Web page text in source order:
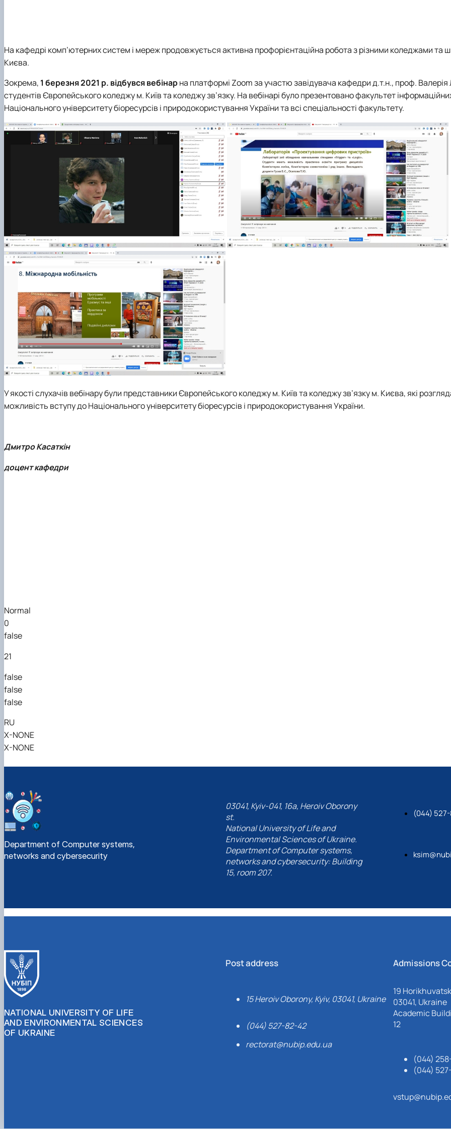
Академічна доброчесність
Навчальна діяльність
На кафедрі комп’ютерних систем і мереж продовжується активна профорієнтаційна робота з різними коледжами та
Києва.
Зокрема, 1 березня 2021 р. відбувся вебінарна платформі Zoomза участю завідувача кафедри д.т.н., проф. Валерія
студентів Європейського коледжу м. Київ та коледжу зв’язку. На вебінарі було презентовано факультет
Національного університету біоресурсів і природокористування України та всі спеціальності факультету.
У якості слухачів вебінару були представники Європейського коледжу м. Київ та коледжу зв’язку м. Києва, які
можливість вступу до Національного університету біоресурсів і природокористування України.
Дмитро Касаткін
доцент кафедри
Normal
0
false
21
false
false
false
RU
X-NONE
X-NONE
Department of Computer systems,
networks and cybersecurity
03041, Kyiv-041, 16a, Heroiv Oborony
st.
National University of Life and
Environmental Sciences of Ukraine.
Department of Computer systems,
networks and cybersecurity: Building
15, room 207.
(044)
NATIONAL UNIVERSITY OF LIFE
AND ENVIRONMENTAL SCIENCES
OF UKRAINE
Post address
15 Heroiv Oborony, Kyiv, 03041, Ukraine
(044) 527-82-42
rectorat@nubip.edu.ua
Admissions
19
03041, Ukraine
Academic
12
(044)
(044)